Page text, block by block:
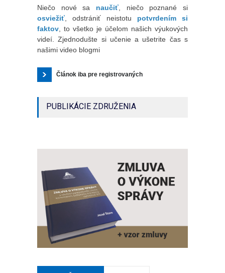
Niečo nové sa naučiť , niečo poznané si
osviežiť , odstrániť neistotu potvrdením si
faktov , to všetko je účelom našich výukových
videí. Zjednodušte si učenie a ušetrite čas s
našimi video blogmi
Článok iba pre registrovaných
PUBLIKÁCIE ZDRUŽENIA